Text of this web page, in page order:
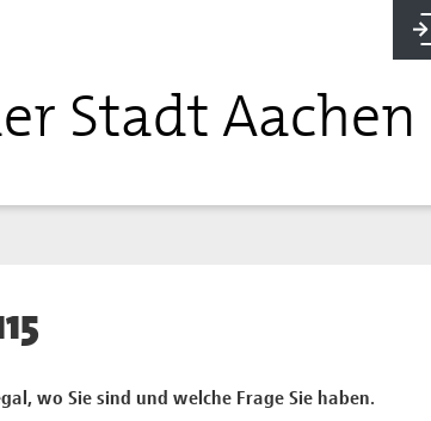
Stadt Aachen
wo Sie sind und welche Frage Sie haben.